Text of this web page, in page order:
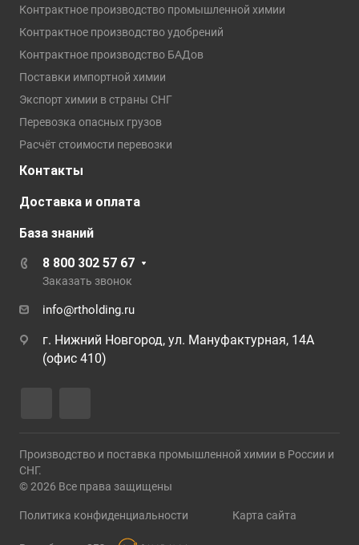
Контрактное производство промышленной химии
Контрактное производство удобрений
Контрактное производство БАДов
Поставки импортной химии
Экспорт химии в страны СНГ
Перевозка опасных грузов
Расчёт стоимости перевозки
Контакты
Доставка и оплата
База знаний
8 800 302 57 67
Заказать звонок
info@rtholding.ru
г. Нижний Новгород, ул. Мануфактурная, 14А
(офис 410)
Производство и поставка промышленной химии в России и
СНГ.
© 2026 Все права защищены
Политика конфиденциальности Карта сайта